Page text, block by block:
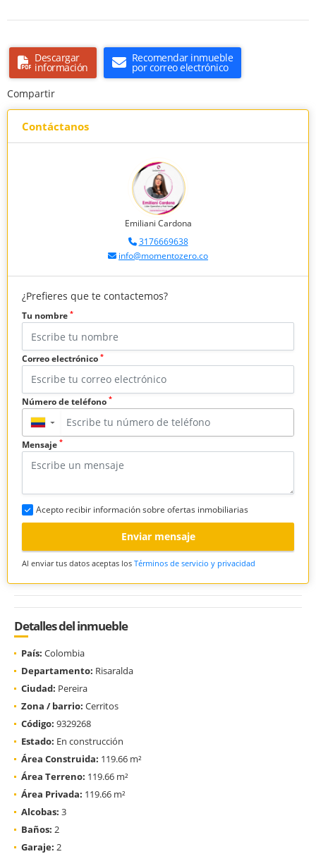
Descargar
información
Recomendar inmueble
por correo electrónico
Compartir
Contáctanos
Emiliani Cardona
3176669638
info@momentozero.co
¿Prefieres que te contactemos?
Tu nombre *
Correo electrónico *
Número de teléfono *
▼
Mensaje *
Acepto recibir información sobre ofertas inmobiliarias
Enviar mensaje
Al enviar tus datos aceptas los Términos de servicio y privacidad
Detalles del inmueble
País: Colombia
Departamento: Risaralda
Ciudad: Pereira
Zona / barrio: Cerritos
Código: 9329268
Estado: En construcción
Área Construida: 119.66 m²
Área Terreno: 119.66 m²
Área Privada: 119.66 m²
Alcobas: 3
Baños: 2
Garaje: 2